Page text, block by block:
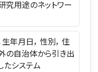
用途のネットワー
年月日， 性別， 住
の自治体から引き出
たシステム